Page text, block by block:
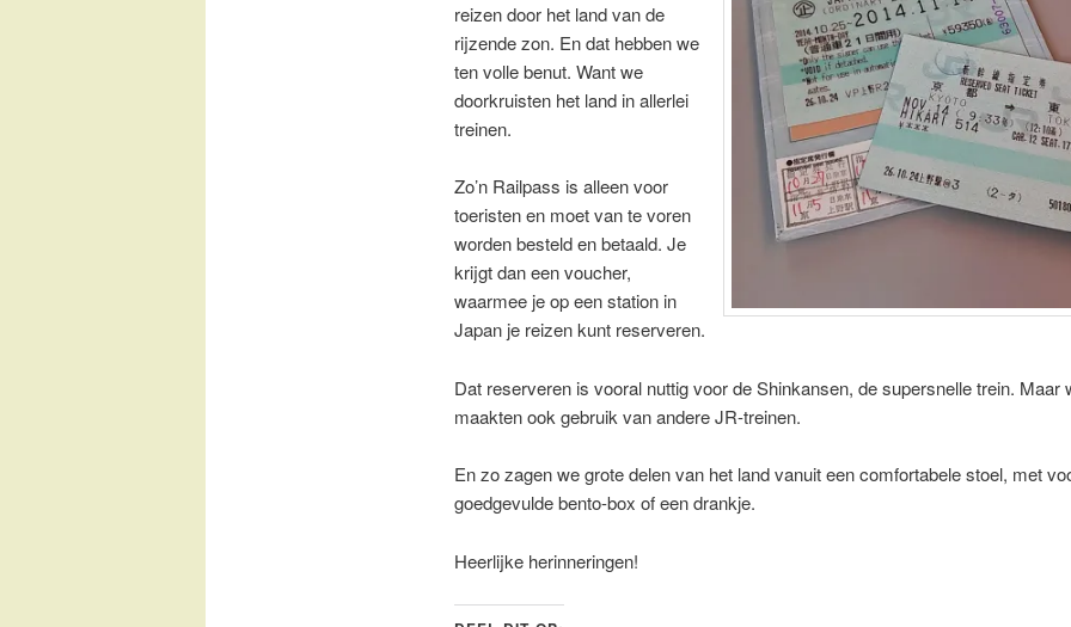
reizen door het land van de
rijzende zon. En dat hebben we
ten volle benut. Want we
doorkruisten het land in allerlei
treinen.
Zo’n Railpass is alleen voor
toeristen en moet van te voren
worden besteld en betaald. Je
krijgt dan een voucher,
waarmee je op een station in
Japan je reizen kunt reserveren.
Dat reserveren is vooral nuttig voor de Shinkansen, de supersnelle trein. Maar
maakten ook gebruik van andere JR-treinen.
En zo zagen we grote delen van het land vanuit een comfortabele stoel, met
goedgevulde bento-box of een drankje.
Heerlijke herinneringen!